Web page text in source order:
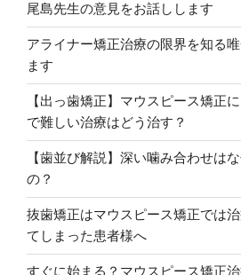
尾島先生の意見をお話しします
アライナー矯正治療の限界を知る
ます
【出っ歯矯正】マウスピース矯正
で難しい治療はどう治す？
【歯並び解説】深い噛み合わせは
の？
抜歯矯正はマウスピース矯正では
てしまった患者様へ
すぐに始まる？マウスピース矯正